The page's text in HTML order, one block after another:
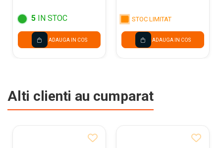
5 IN STOC
ADAUGA IN COS
STOC LIMITAT
ADAUGA IN COS
Alti clienti au cumparat